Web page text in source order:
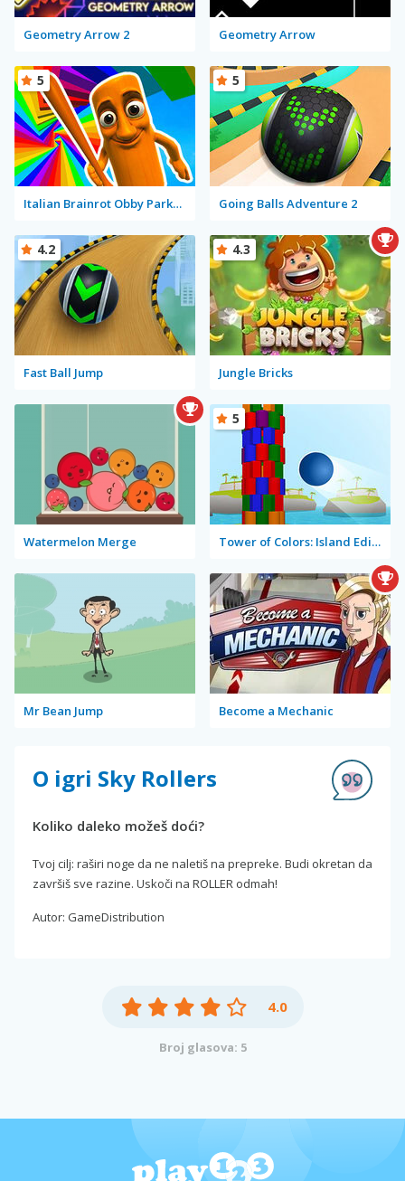
Geometry Arrow 2 Geometry Arrow
Italian Brainrot Obby Parkour
5
Going Balls Adventure 2
5
Fast Ball Jump
4.2
Jungle Bricks
4.3
Watermelon Merge Tower of Colors: Island Edition
5
Mr Bean Jump Become a Mechanic
O igri Sky Rollers
Koliko daleko možeš doći?
Tvoj cilj: raširi noge da ne naletiš na prepreke. Budi okretan da
završiš sve razine. Uskoči na ROLLER odmah!
Autor: GameDistribution
4.0
Broj glasova: 5